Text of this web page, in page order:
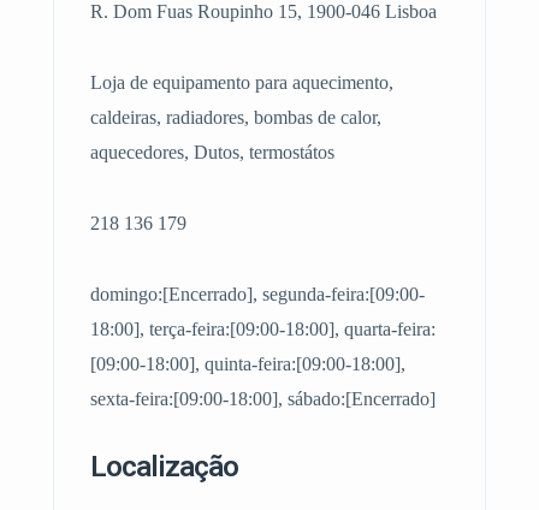
R. Dom Fuas Roupinho 15, 1900-046 Lisboa
Loja de equipamento para aquecimento,
caldeiras, radiadores, bombas de calor,
aquecedores, Dutos, termostátos
218 136 179
domingo:[Encerrado], segunda-feira:[09:00-
18:00], terça-feira:[09:00-18:00], quarta-feira:
[09:00-18:00], quinta-feira:[09:00-18:00],
sexta-feira:[09:00-18:00], sábado:[Encerrado]
Localização